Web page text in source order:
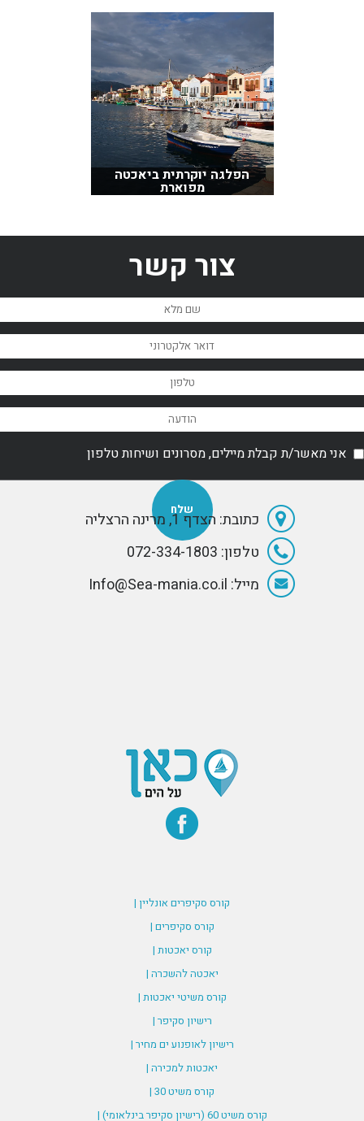
הפלגה יוקרתית ביאכטה
מפוארת
צור קשר
אני מאשר/ת קבלת מיילים, מסרונים ושיחות טלפון
כתובת: הצדף 1, מרינה הרצליה
טלפון: 072-334-1803
מייל: Info@Sea-mania.co.il
קורס סקיפרים אונליין |
קורס סקיפרים |
קורס יאכטות |
יאכטה להשכרה |
קורס משיטי יאכטות |
רישיון סקיפר |
רישיון לאופנוע ים מחיר |
יאכטות למכירה |
קורס משיט 30 |
קורס משיט 60 (רישיון סקיפר בינלאומי) |